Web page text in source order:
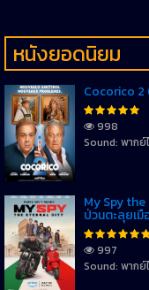
หนังยอดนิยม
Cocorico
998
Sound: พากย์
My Spy
ป่วนตะลุยเ
997
Sound: พากย์